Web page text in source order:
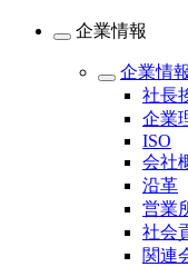
企業情報
企業情報
社長
企業
ISO
会社
沿革
営業
社会
関連